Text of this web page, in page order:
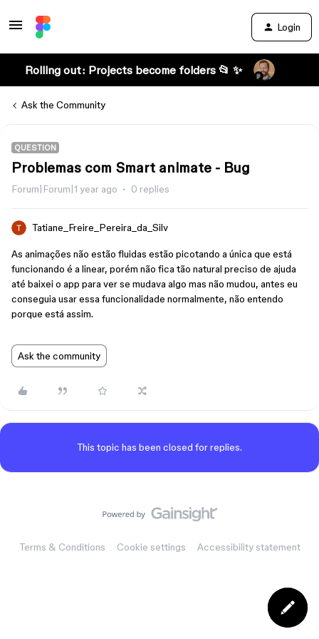
Login
Rolling out: Projects become folders 📂 ✨
Ask the Community
QUESTION
Problemas com Smart animate - Bug
Forum|Forum|1 year ago 0 replies
Tatiane_Freire_Pereira_da_Silv
As animações não estão fluidas estão picotando a única que está
funcionando é a linear, porém não fica tão natural preciso de ajuda
até baixei o app para ver se mudava algo mas não mudou, antes eu
conseguia usar essa funcionalidade normalmente, não entendo
porque está assim.
Ask the community
This topic has been closed for replies.
Terms & Conditions Cookie settings Accessibility statement